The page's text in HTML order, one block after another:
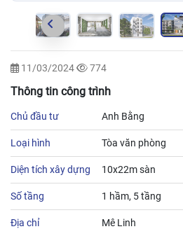
11/03/2024 774
Thông tin công trình
Chủ đầu tư Anh Bằng
Loại hình Tòa văn phòng
Diện tích xây dựng 10x22m sàn
Số tầng 1 hầm, 5 tầng
Địa chỉ Mê Linh